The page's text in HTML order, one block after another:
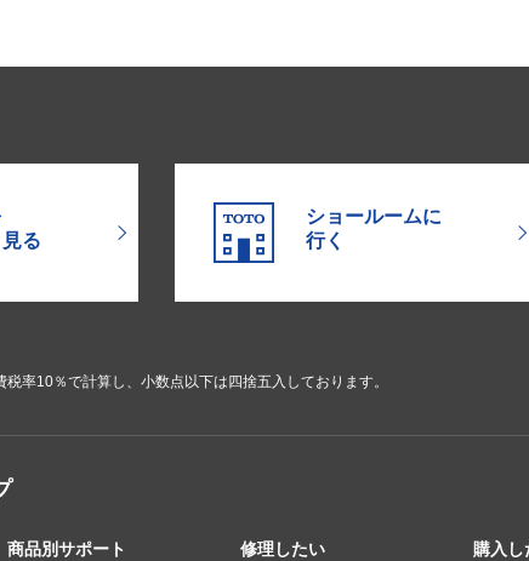
る
ショールームに
行く
率10％で計算し、小数点以下は四捨五入しております。
商品別サポート 修理したい 購入し